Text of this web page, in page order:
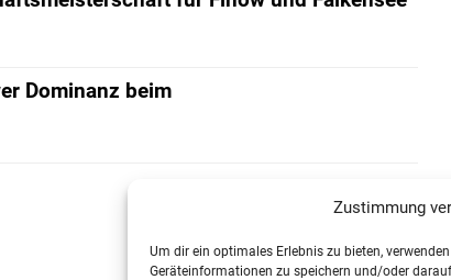
Zustimmung
Um dir ein optimales Erlebnis zu bieten,
Geräteinformationen zu speichern und/oder
Dominanz beim